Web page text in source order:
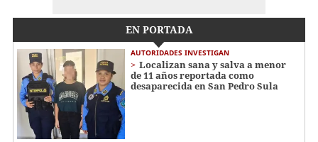
EN PORTADA
AUTORIDADES INVESTIGAN
Localizan sana y salva a menor
de 11 años reportada como
desaparecida en San Pedro Sula